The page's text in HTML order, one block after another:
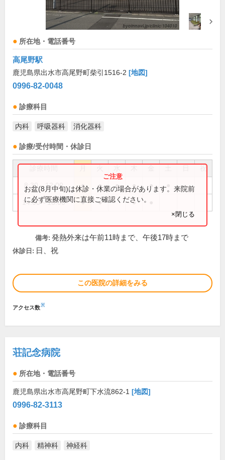
所在地・電話番号
高尾野駅
鹿児島県出水市高尾野町柴引1516-2 [地図]
0996-82-0048
診療科目
内科 呼吸器科 消化器科
診療/受付時間・休診日
祝
8:30～12:00 ● ● ● ● ●
14:00～18:00 ● ● ●
お盆(8月中旬)は休診・休業の場合があります。来院前
に必ず医療機関に直接ご確認ください。
×閉じる
備考: 発熱外来は午前11時まで、午後17時まで
休診日: 日、祝
この医院の詳細をみる
アクセス数※
荘記念病院
所在地・電話番号
鹿児島県出水市高尾野町下水流862-1 [地図]
0996-82-3113
診療科目
内科 精神科 神経科